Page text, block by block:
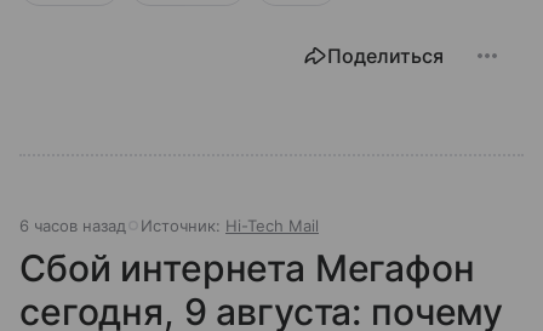
Поделиться
6 часов назад Источник: Hi-Tech Mail
Сбой интернета Мегафон
сегодня, 9 августа: почему